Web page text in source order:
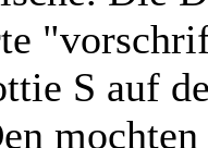
S auf